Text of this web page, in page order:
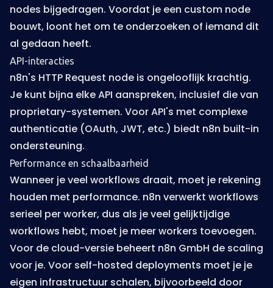
nodes bijgedragen. Voordat je een custom node
bouwt, loont het om te onderzoeken of iemand dit
al gedaan heeft.
API-interacties
n8n's HTTP Request node is ongelooflijk krachtig.
Je kunt bijna elke API aanspreken, inclusief die van
proprietary-systemen. Voor API's met complexe
authenticatie (OAuth, JWT, etc.) biedt n8n built-in
ondersteuning.
Performance en schaalbaarheid
Wanneer je veel workflows draait, moet je rekening
houden met performance. n8n verwerkt workflows
serieel per worker, dus als je veel gelijktijdige
workflows hebt, moet je meer workers toevoegen.
Voor de cloud-versie beheert n8n GmbH de scaling
voor je. Voor self-hosted deployments moet je je
eigen infrastructuur schalen, bijvoorbeeld door